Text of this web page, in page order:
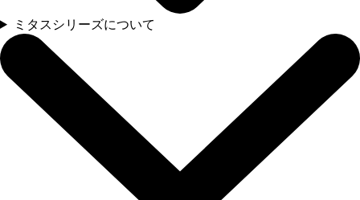
ミタスシリーズについて